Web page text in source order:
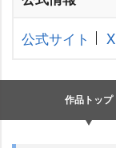
公式サイト X
作品トップ